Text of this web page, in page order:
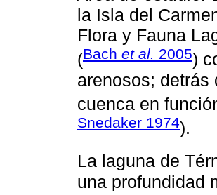
la Isla del
Flora y Fauna
(Bach et al. 2005)
arenosos; detrás
cuenca en
Snedaker 1974).
La laguna de
una profundidad